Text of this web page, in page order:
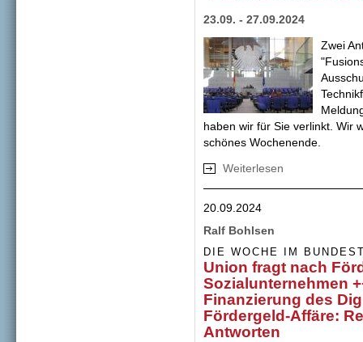
23.09. - 27.09.2024
Zwei
haben wir für Sie verlinkt. Wir
schönes Wochenende.
Weiterlesen
20.09.2024
Ralf Bohlsen
DIE WOCHE IM
Union fragt nach
Sozialunternehmen
Finanzierung des
Fördergeld-Affäre:
Antworten